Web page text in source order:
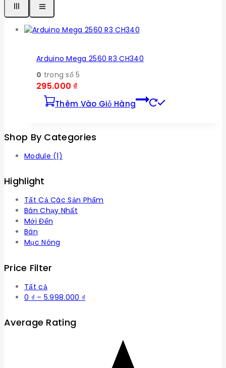
Arduino Mega 2560 R3 CH340
0 trong số 5
295.000 ₫
Thêm Vào Giỏ Hàng
Shop By Categories
Module (1)
Highlight
Tất Cả Các Sản Phẩm
Bán Chạy Nhất
Mới Đến
Bán
Mục Nóng
Price Filter
Tất cả
0 ₫ – 5.998.000 ₫
5.998.000 ₫
Average Rating